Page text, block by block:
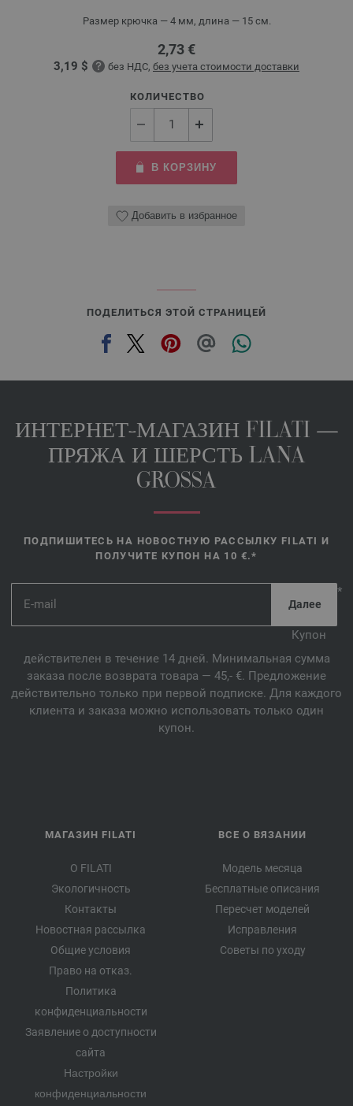
Размер крючка — 4 мм, длина — 15 см.
2,73 €
3,19 $ без НДС, без учета стоимости доставки
КОЛИЧЕСТВО
В КОРЗИНУ
Добавить в избранное
ПОДЕЛИТЬСЯ ЭТОЙ СТРАНИЦЕЙ
ИНТЕРНЕТ-МАГАЗИН FILATI —
ПРЯЖА И ШЕРСТЬ LANA
GROSSA
ПОДПИШИТЕСЬ НА НОВОСТНУЮ РАССЫЛКУ FILATI И
ПОЛУЧИТЕ КУПОН НА 10 €.*
*
Купон
действителен в течение 14 дней. Минимальная сумма
заказа после возврата товара — 45,- €. Предложение
действительно только при первой подписке. Для каждого
клиента и заказа можно использовать только один
купон.
МАГАЗИН FILATI
О FILATI
Экологичность
Контакты
Новостная рассылка
Общие условия
Право на отказ.
Политика
конфиденциальности
Заявление о доступности
сайта
Настройки
конфиденциальности
ВСЕ О ВЯЗАНИИ
Модель месяца
Бесплатные описания
Пересчет моделей
Исправления
Советы по уходу